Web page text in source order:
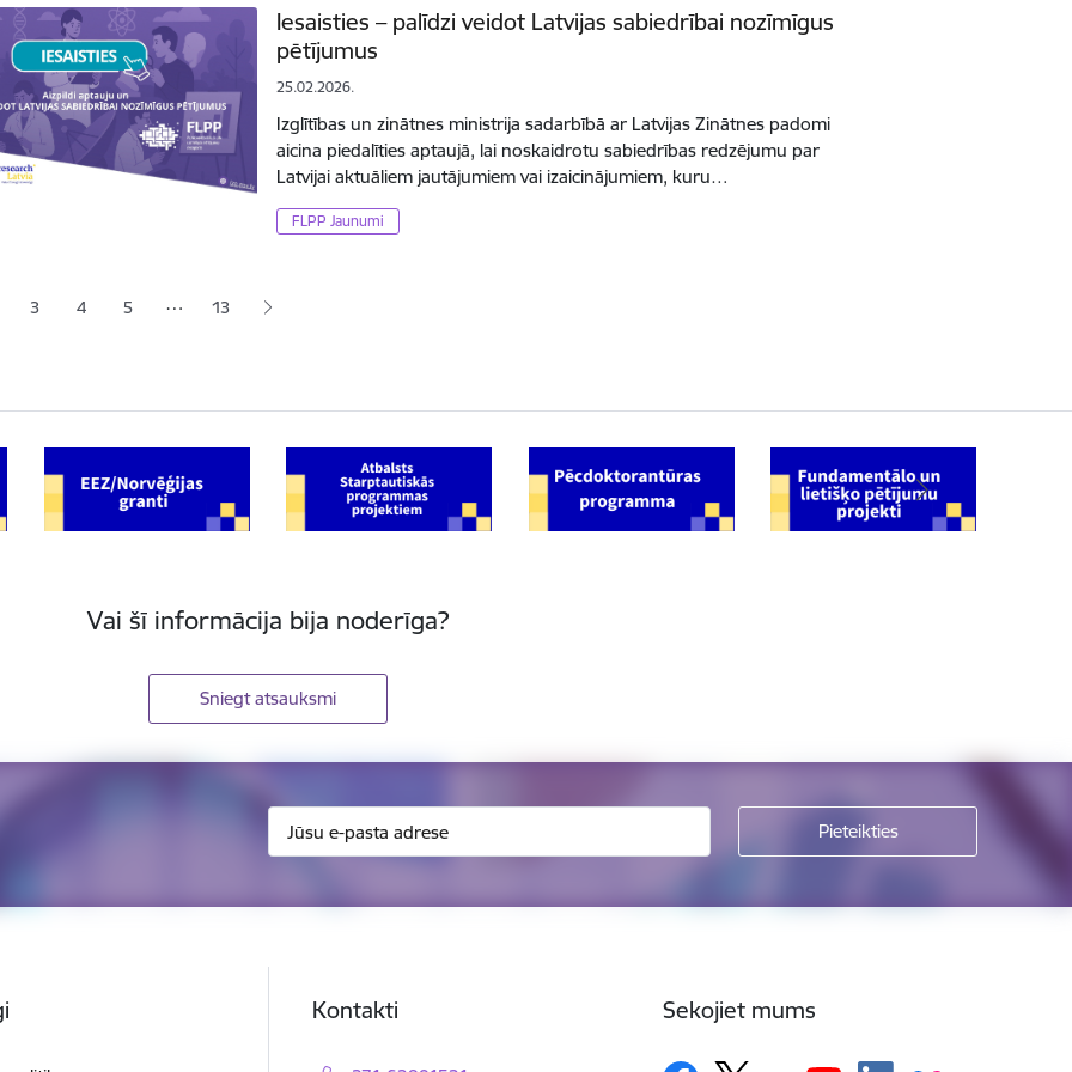
Iesaisties – palīdzi veidot Latvijas sabiedrībai nozīmīgus
pētījumus
25.02.2026.
Izglītības un zinātnes ministrija sadarbībā ar Latvijas Zinātnes padomi
aicina piedalīties aptaujā, lai noskaidrotu sabiedrības redzējumu par
Latvijai aktuāliem jautājumiem vai izaicinājumiem, kuru…
FLPP Jaunumi
lapaLapa
3 Lapa
4 Lapa
5 … 13
Vai šī informācija bija noderīga?
Sniegt atsauksmi
Kontakti Sekojiet mums